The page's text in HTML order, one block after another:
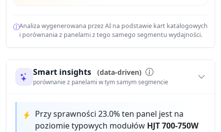
Analiza wygenerowana przez AI na podstawie kart katalogowych
i porównania z panelami z tego samego segmentu wydajności.
Smart insights (data-driven)
porównanie z panelami w tym samym segmencie
Przy sprawności 23.0% ten panel jest na
poziomie typowych modułów HJT 700-750W